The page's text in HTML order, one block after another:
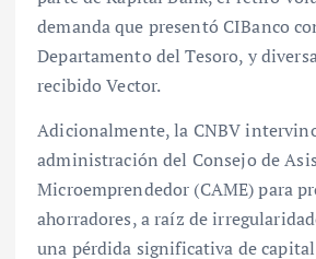
demanda que presentó CIBanco
Departamento del Tesoro, y
recibido Vector.
Adicionalmente, la CNBV
administración del Consejo de
Microemprendedor (CAME) para
ahorradores, a raíz de
una pérdida significativa de